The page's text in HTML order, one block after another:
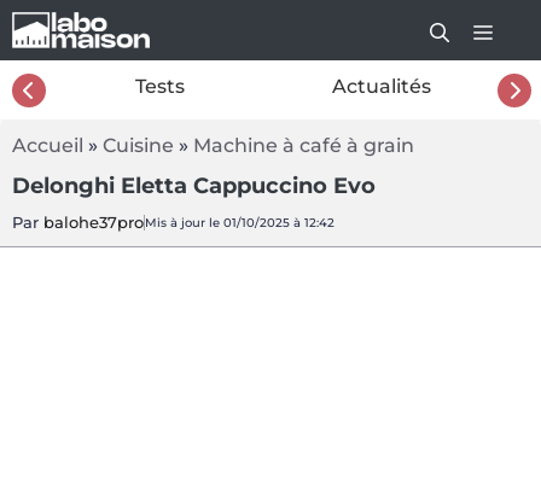
Aller
au
contenu
Tests Actualités
Accueil » Cuisine » Machine à café à grain
Delonghi Eletta Cappuccino Evo
Par balohe37proMis à jour le 01/10/2025 à 12:42